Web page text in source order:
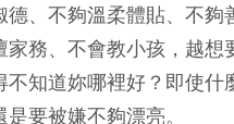
德、不夠溫柔體貼、不夠
家務、不會教小孩，越想
不知道妳哪裡好？即使什
要被嫌不夠漂亮。